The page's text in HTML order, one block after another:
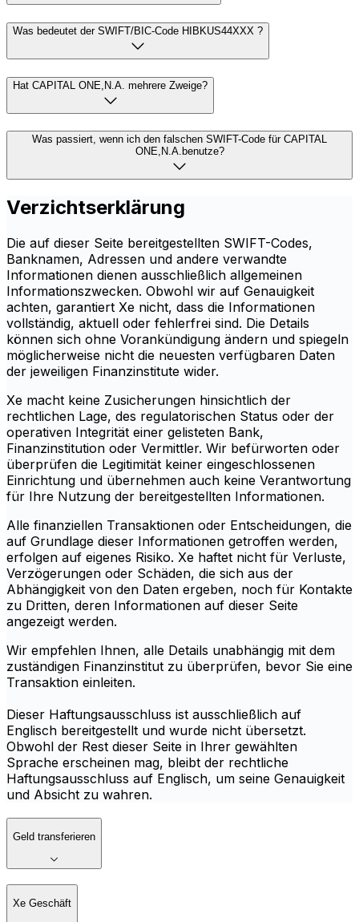
Was bedeutet der SWIFT/BIC-Code HIBKUS44XXX ?
Hat CAPITAL ONE,N.A. mehrere Zweige?
Was passiert, wenn ich den falschen SWIFT-Code für CAPITAL
ONE,N.A.benutze?
Verzichtserklärung
Die auf dieser Seite bereitgestellten SWIFT-Codes,
Banknamen, Adressen und andere verwandte
Informationen dienen ausschließlich allgemeinen
Informationszwecken. Obwohl wir auf Genauigkeit
achten, garantiert Xe nicht, dass die Informationen
vollständig, aktuell oder fehlerfrei sind. Die Details
können sich ohne Vorankündigung ändern und spiegeln
möglicherweise nicht die neuesten verfügbaren Daten
der jeweiligen Finanzinstitute wider.
Xe macht keine Zusicherungen hinsichtlich der
rechtlichen Lage, des regulatorischen Status oder der
operativen Integrität einer gelisteten Bank,
Finanzinstitution oder Vermittler. Wir befürworten oder
überprüfen die Legitimität keiner eingeschlossenen
Einrichtung und übernehmen auch keine Verantwortung
für Ihre Nutzung der bereitgestellten Informationen.
Alle finanziellen Transaktionen oder Entscheidungen, die
auf Grundlage dieser Informationen getroffen werden,
erfolgen auf eigenes Risiko. Xe haftet nicht für Verluste,
Verzögerungen oder Schäden, die sich aus der
Abhängigkeit von den Daten ergeben, noch für Kontakte
zu Dritten, deren Informationen auf dieser Seite
angezeigt werden.
Wir empfehlen Ihnen, alle Details unabhängig mit dem
zuständigen Finanzinstitut zu überprüfen, bevor Sie eine
Transaktion einleiten.
Dieser Haftungsausschluss ist ausschließlich auf
Englisch bereitgestellt und wurde nicht übersetzt.
Obwohl der Rest dieser Seite in Ihrer gewählten
Sprache erscheinen mag, bleibt der rechtliche
Haftungsausschluss auf Englisch, um seine Genauigkeit
und Absicht zu wahren.
Geld transferieren
Xe Geschäft